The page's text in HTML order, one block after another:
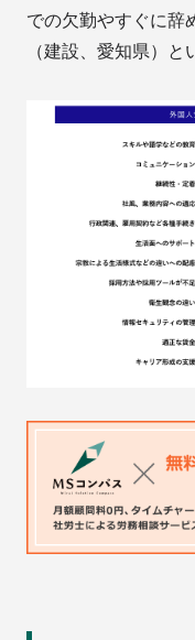
での欠勤やすぐに辞
（建設、愛知県）と